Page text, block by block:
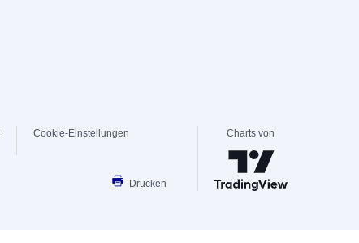
Cookie-Einstellungen
Drucken
Charts von